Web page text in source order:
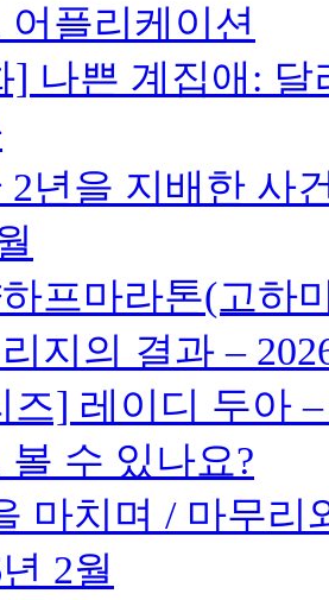
어플리케이션
] 나쁜 계집애:
2년을 지배한 사
프마라톤(고하
지의 결과 –
즈] 레이디 두아
볼 수 있나요?
마치며 / 마무리
2월